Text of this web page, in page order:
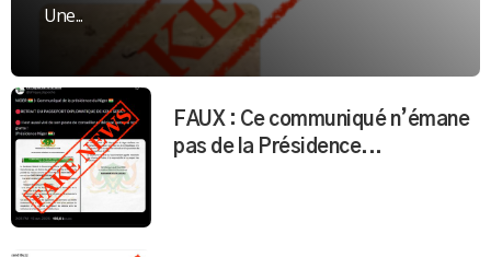
Une...
FAUX : Ce communiqué n’émane
pas de la Présidence...